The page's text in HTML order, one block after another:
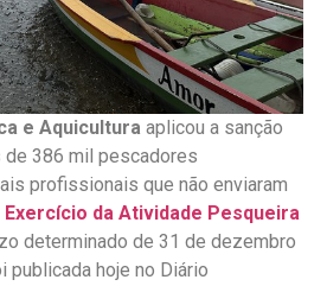
e Aquicultura aplicou a sanção
de 386 mil pescadores
profissionais que não enviaram
Exercício da Atividade Pesqueira
determinado de 31 de dezembro
publicada hoje no Diário